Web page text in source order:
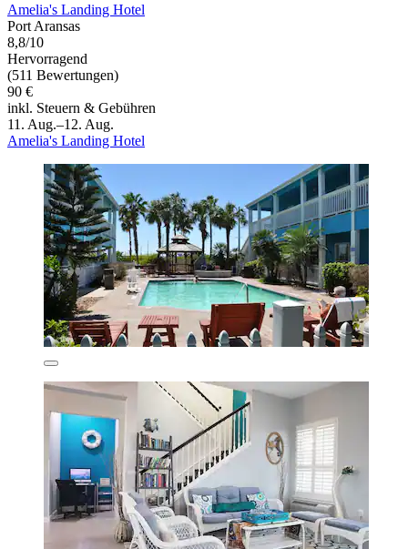
Amelia's Landing Hotel
Port Aransas
8,8/10
Hervorragend
(511 Bewertungen)
90 €
inkl. Steuern & Gebühren
11. Aug.–12. Aug.
Amelia's Landing Hotel